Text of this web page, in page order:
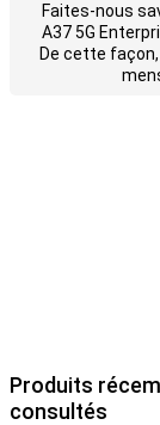
Faites-nous
A37 5G
De cette
Produits
consultés